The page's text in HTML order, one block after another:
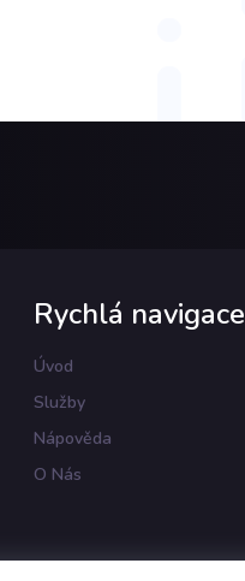
Rychlá navigace
Úvod
Služby
Nápověda
O Nás